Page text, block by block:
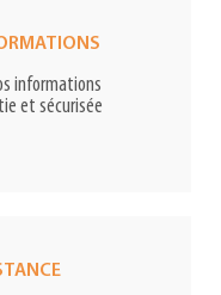
informations
et sécurisée